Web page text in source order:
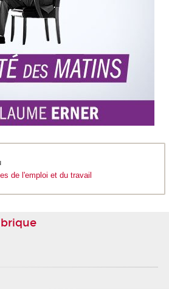
de l'emploi et du travail